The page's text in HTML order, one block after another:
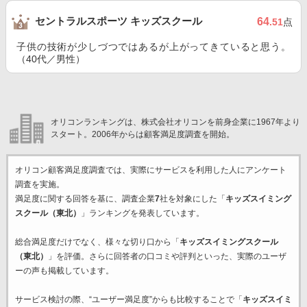
セントラルスポーツ キッズスクール 64.51点
子供の技術が少しづつではあるが上がってきていると思う。
（40代／男性）
オリコンランキングは、株式会社オリコンを前身企業に1967年より
スタート。2006年からは顧客満足度調査を開始。
オリコン顧客満足度調査では、実際にサービスを利用した 人にアンケート
調査を実施。
満足度に関する回答を基に、調査企業7社を対象にした「 キッズスイミング
スクール（東北）
」ランキングを発表しています。
総合満足度だけでなく、様々な切り口から「 キッズスイミングスクール
（東北）
」を評価。さらに回答者の口コミや評判といった、実際のユーザ
ーの声も掲載しています。
サービス検討の際、“ユーザー満足度”からも比較することで「 キッズスイミ